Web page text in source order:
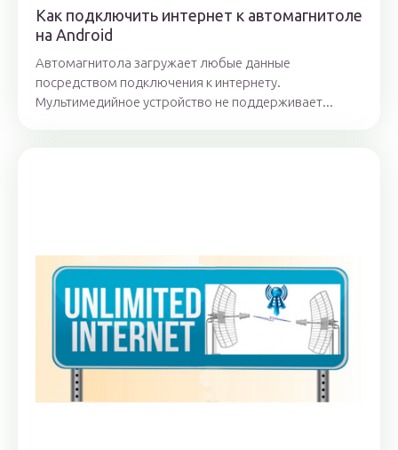
Как подключить интернет к автомагнитоле
на Android
Автомагнитола загружает любые данные
посредством подключения к интернету.
Мультимедийное устройство не поддерживает...